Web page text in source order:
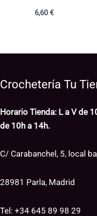
6,60€
Crochetería Tu
Horario Tienda: L a V de
de 10h a 14h.
C/ Carabanchel, 5, local
28981 Parla, Madrid
Tel: +34 645 89 98 29